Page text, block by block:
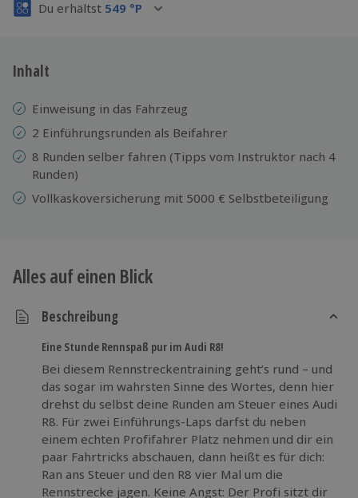
Volle Flexibilität
3 Jahre gültig & verlängerbar.
Du erhältst 549 °P
Inhalt
Einweisung in das Fahrzeug
2 Einführungsrunden als Beifahrer
8 Runden selber fahren (Tipps vom Instruktor nach 4
Runden)
Vollkaskoversicherung mit 5000 € Selbstbeteiligung
Alles auf einen Blick
Beschreibung
Eine Stunde Rennspaß pur im Audi R8!
Bei diesem Rennstreckentraining geht’s rund – und
das sogar im wahrsten Sinne des Wortes, denn hier
drehst du selbst deine Runden am Steuer eines Audi
R8. Für zwei Einführungs-Laps darfst du neben
einem echten Profifahrer Platz nehmen und dir ein
paar Fahrtricks abschauen, dann heißt es für dich:
Ran ans Steuer und den R8 vier Mal um die
Rennstrecke jagen. Keine Angst: Der Profi sitzt dir